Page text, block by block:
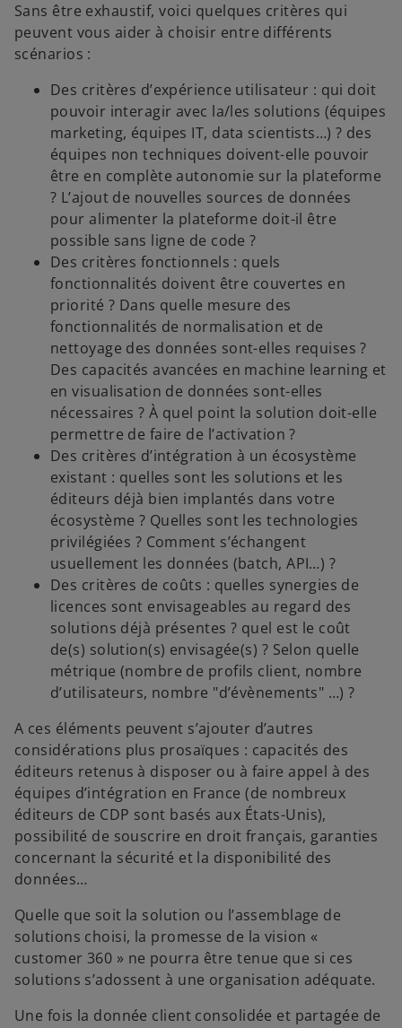
Sans être exhaustif, voici quelques critères qui
peuvent vous aider à choisir entre différents
scénarios :
Des critères d’expérience utilisateur : qui doit
pouvoir interagir avec la/les solutions (équipes
marketing, équipes IT, data scientists…) ? des
équipes non techniques doivent-elle pouvoir
être en complète autonomie sur la plateforme
? L’ajout de nouvelles sources de données
pour alimenter la plateforme doit-il être
possible sans ligne de code ?
Des critères fonctionnels : quels
fonctionnalités doivent être couvertes en
priorité ? Dans quelle mesure des
fonctionnalités de normalisation et de
nettoyage des données sont-elles requises ?
Des capacités avancées en machine learning et
en visualisation de données sont-elles
nécessaires ? À quel point la solution doit-elle
permettre de faire de l’activation ?
Des critères d’intégration à un écosystème
existant : quelles sont les solutions et les
éditeurs déjà bien implantés dans votre
écosystème ? Quelles sont les technologies
privilégiées ? Comment s’échangent
usuellement les données (batch, API…) ?
Des critères de coûts : quelles synergies de
licences sont envisageables au regard des
solutions déjà présentes ? quel est le coût
de(s) solution(s) envisagée(s) ? Selon quelle
métrique (nombre de profils client, nombre
d’utilisateurs, nombre "d’évènements" …) ?
A ces éléments peuvent s’ajouter d’autres
considérations plus prosaïques : capacités des
éditeurs retenus à disposer ou à faire appel à des
équipes d’intégration en France (de nombreux
éditeurs de CDP sont basés aux États-Unis),
possibilité de souscrire en droit français, garanties
concernant la sécurité et la disponibilité des
données…
Quelle que soit la solution ou l’assemblage de
solutions choisi, la promesse de la vision «
customer 360 » ne pourra être tenue que si ces
solutions s’adossent à une organisation adéquate.
Une fois la donnée client consolidée et partagée de